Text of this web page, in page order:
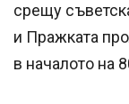
срещу
и Пражката
в началото на